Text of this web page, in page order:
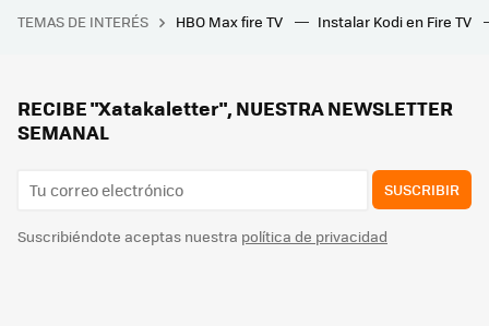
Durante la Navidad voy a viajar mucho. Este es el iPad que tengo en el radar para no aburrirme en el tren
TEMAS DE INTERÉS HBO Max fire TV Instalar Kodi en Fire TV
RECIBE "Xatakaletter", NUESTRA NEWSLETTER
SEMANAL
SUSCRIBIR
Suscribiéndote aceptas nuestra política de privacidad